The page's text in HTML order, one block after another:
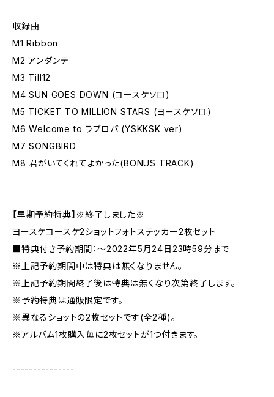
収録曲
M1 Ribbon
M2 アンダンテ
M3 Till12
M4 SUN GOES DOWN (コースケソロ)
M5 TICKET TO MILLION STARS (ヨースケソロ)
M6 Welcome to ラブロバ (YSKKSK ver)
M7 SONGBIRD
M8 君がいてくれてよかった(BONUS TRACK)
【早期予約特典】※終了しました※
ヨースケコースケ2ショットフォトステッカー2枚セット
■特典付き予約期間：～2022年5月24日23時59分まで
※上記予約期間中は特典は無くなりません。
※上記予約期間終了後は特典は無くなり次第終了します。
※予約特典は通販限定です。
※異なるショットの2枚セットです(全2種)。
※アルバム1枚購入毎に2枚セットが1つ付きます。
---------------